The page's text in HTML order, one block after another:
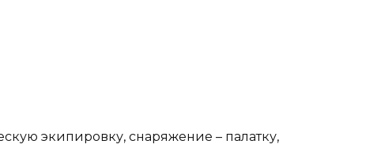
экипировку, снаряжение – палатку,